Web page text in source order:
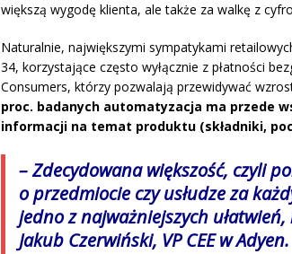
większą wygodę klienta, ale także za walkę z
Naturalnie, największymi sympatykami
34, korzystające często wyłącznie z płatności
Consumers, którzy pozwalają przewidywać
proc. badanych automatyzacja ma przede
informacji na temat produktu (składniki,
– Zdecydowana większość, czyli
o przedmiocie czy usłudze za
jedno z najważniejszych
Jakub Czerwiński, VP CEE w Adyen.